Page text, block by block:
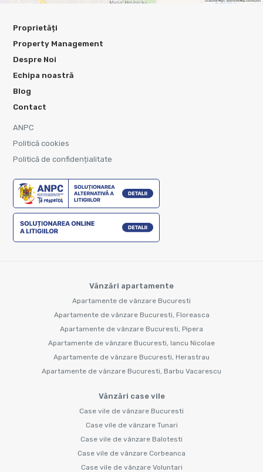
Proprietăți
Property Management
Despre Noi
Echipa noastră
Blog
Contact
ANPC
Politică cookies
Politică de confidențialitate
Vânzări apartamente
Apartamente de vânzare Bucuresti
Apartamente de vânzare Bucuresti, Floreasca
Apartamente de vânzare Bucuresti, Pipera
Apartamente de vânzare Bucuresti, Iancu Nicolae
Apartamente de vânzare Bucuresti, Herastrau
Apartamente de vânzare Bucuresti, Barbu Vacarescu
Vânzări case vile
Case vile de vânzare Bucuresti
Case vile de vânzare Tunari
Case vile de vânzare Balotesti
Case vile de vânzare Corbeanca
Case vile de vânzare Voluntari